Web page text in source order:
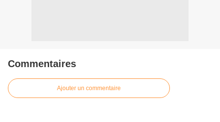
Commentaires
Ajouter un commentaire